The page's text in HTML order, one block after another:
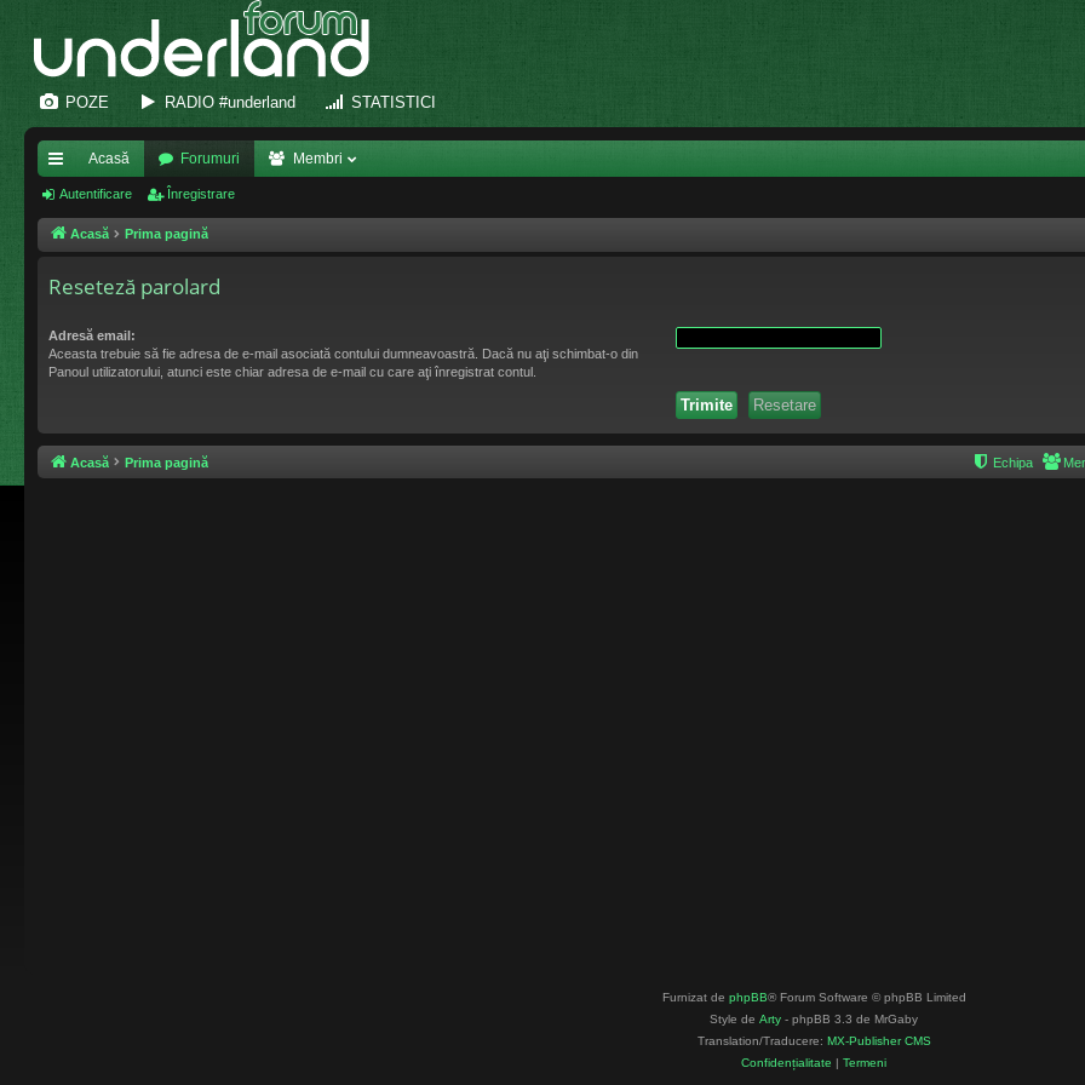
POZE RADIO #underland STATISTICI
eg
ăt
pi
de
Acasă Forumuri Membri
Autentificare Înregistrare
Acasă Prima pagină
Reseteză parolard
Adresă email:
Aceasta trebuie să fie adresa de e-mail asociată contului dumneavoastră. Dacă nu aţi schimbat-o din
Panoul utilizatorului, atunci este chiar adresa de e-mail cu care aţi înregistrat contul.
Acasă Prima pagină Echipa
Furnizat de phpBB® Forum Software © phpBB Limited
Style de Arty - phpBB 3.3 de MrGaby
Translation/Traducere: MX-Publisher CMS
Confidențialitate | Termeni